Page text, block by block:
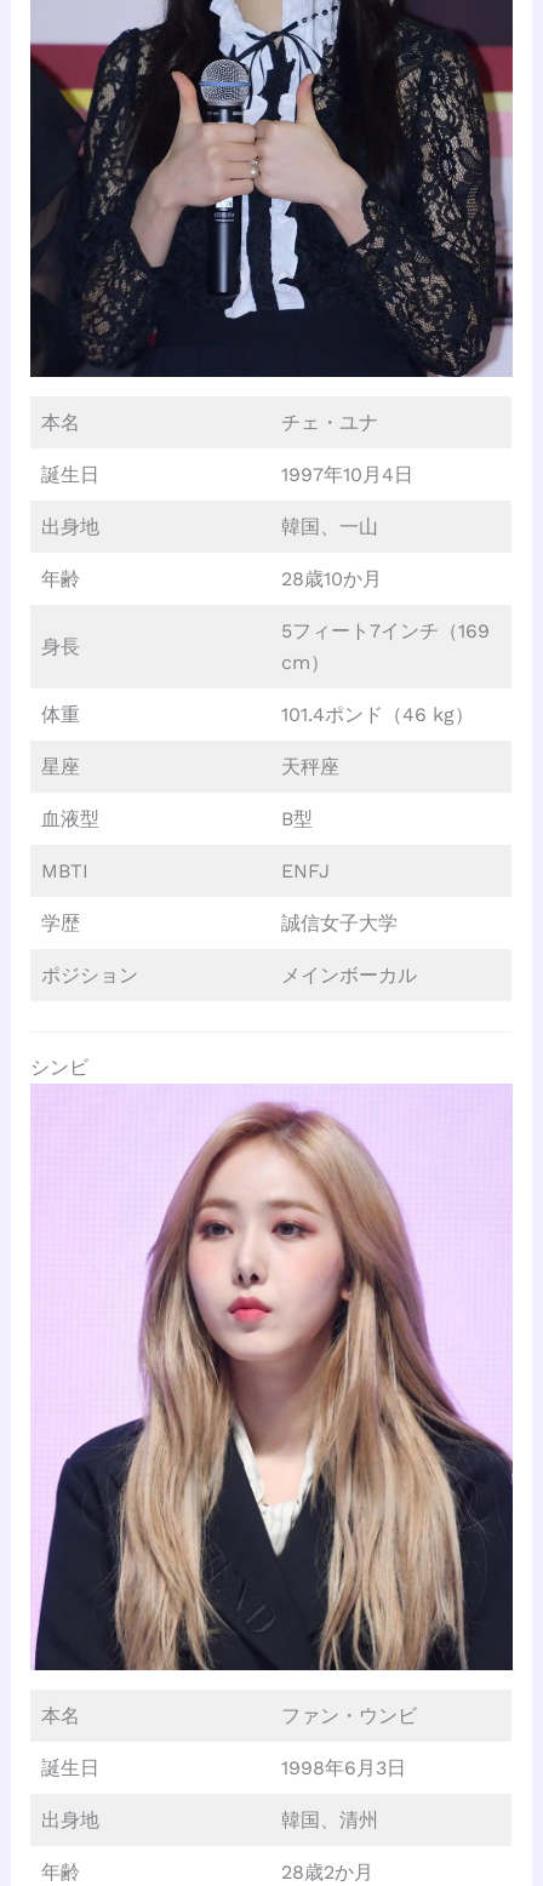
本名 チェ・ユナ
誕生日 1997年10月4日
出身地 韓国、一山
年齢 28歳10か月
身長
5フィート7インチ（169
cm）
体重 101.4ポンド（46 kg）
星座 天秤座
血液型 B型
MBTI ENFJ
学歴 誠信女子大学
ポジション メインボーカル
シンビ
本名 ファン・ウンビ
誕生日 1998年6月3日
出身地 韓国、清州
年齢 28歳2か月